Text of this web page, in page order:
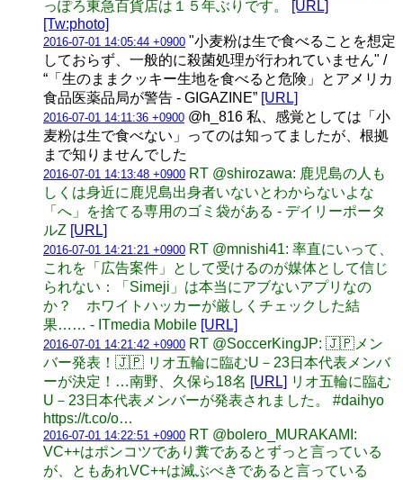
っぽろ東急百貨店は１５年ぶりです。
[URL]
[Tw:photo]
2016-07-01 14:05:44 +0900 "小麦粉は生で食べることを想定
しておらず、一般的に殺菌処理が行われていません" /
“「生のままクッキー生地を食べると危険」とアメリカ
食品医薬品局が警告 - GIGAZINE” [URL]
2016-07-01 14:11:36 +0900 @h_816 私、感覚としては「小
麦粉は生で食べない」ってのは知ってましたが、根拠
まで知りませんでした
2016-07-01 14:13:48 +0900 RT @shirozawa: 鹿児島の人も
しくは身近に鹿児島出身者いないとわからないよな
「へ」を捨てる専用のゴミ袋がある - デイリーポータ
ルZ [URL]
2016-07-01 14:21:21 +0900 RT @mnishi41: 率直にいって、
これを「広告案件」として受けるのが媒体として信じ
られない：「Simeji」は本当にアブないアプリなの
か？ ホワイトハッカーが厳しくチェックした結
果…… - ITmedia Mobile [URL]
2016-07-01 14:21:42 +0900 RT @SoccerKingJP: 🇯🇵メン
バー発表！🇯🇵 リオ五輪に臨むU－23日本代表メンバ
ーが決定！…南野、久保ら18名 [URL] リオ五輪に臨む
U－23日本代表メンバーが発表されました。 #daihyo
https://t.co/o…
2016-07-01 14:22:51 +0900 RT @bolero_MURAKAMI:
VC++はポンコツであり糞であるとずっと言っている
が、ともあれVC++は滅ぶべきであると言っている